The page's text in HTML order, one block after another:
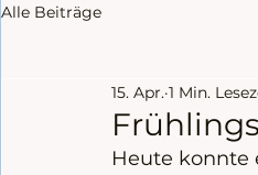
Alle Beiträge
15. Apr. 1 Min.
Heute konnte